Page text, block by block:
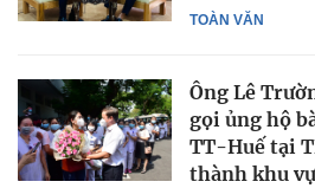
TOÀN VĂN
Ông Lê
gọi ủng hộ
TT-Huế tại
thành khu